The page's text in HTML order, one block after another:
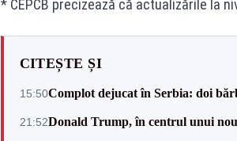
* CEPCB precizează că actualizările la
CITEȘTE ȘI
15:50Complot dejucat în Serbia: doi
21:52Donald Trump, în centrul unui